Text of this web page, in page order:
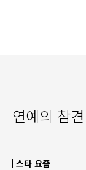
연예의 참견
스타 요즘